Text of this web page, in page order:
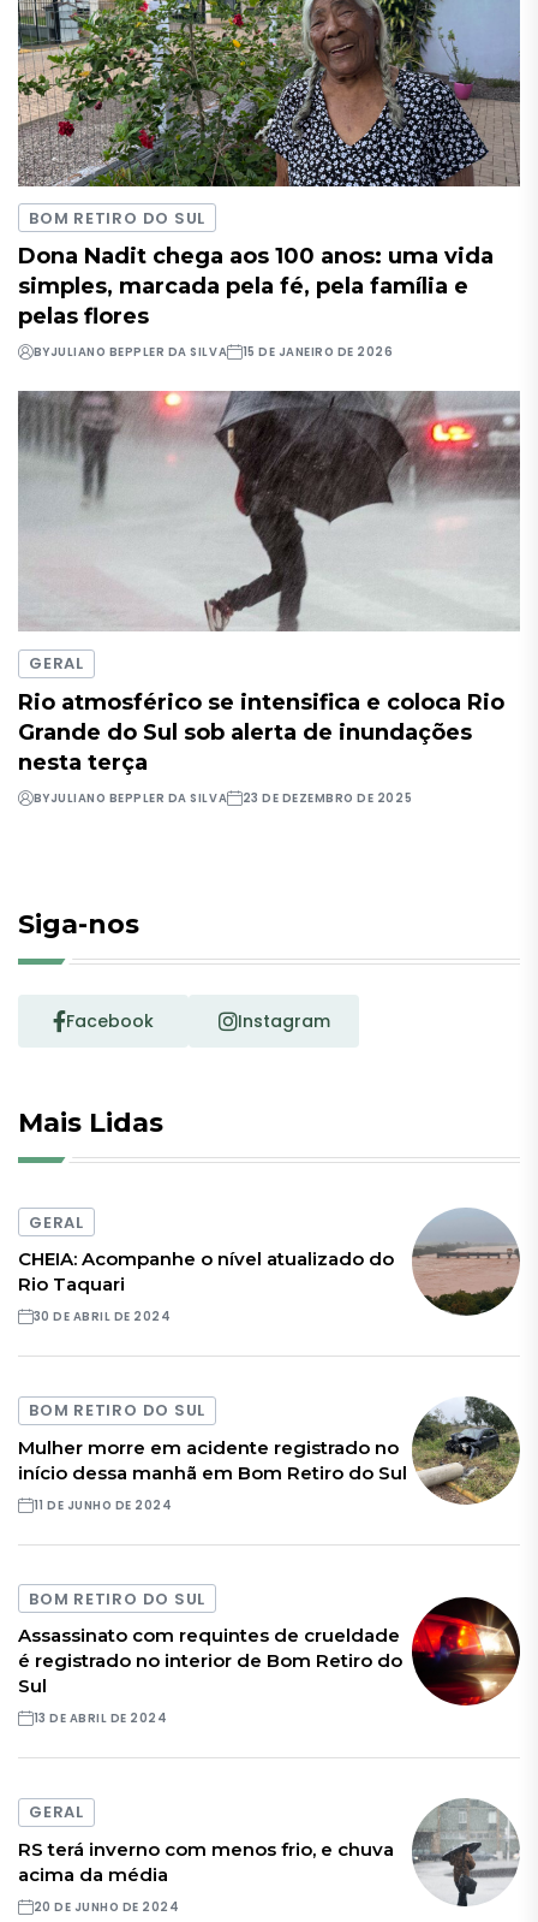
BOM RETIRO DO SUL
Dona Nadit chega aos 100 anos: uma vida
simples, marcada pela fé, pela família e
pelas flores
BYJULIANO BEPPLER DA SILVA 15 DE JANEIRO DE 2026
GERAL
Rio atmosférico se intensifica e coloca Rio
Grande do Sul sob alerta de inundações
nesta terça
BYJULIANO BEPPLER DA SILVA 23 DE DEZEMBRO DE 2025
Siga-nos
Facebook Instagram
Mais Lidas
GERAL
CHEIA: Acompanhe o nível atualizado do
Rio Taquari
30 DE ABRIL DE 2024
BOM RETIRO DO SUL
Mulher morre em acidente registrado no
início dessa manhã em Bom Retiro do Sul
11 DE JUNHO DE 2024
BOM RETIRO DO SUL
Assassinato com requintes de crueldade
é registrado no interior de Bom Retiro do
Sul
13 DE ABRIL DE 2024
GERAL
RS terá inverno com menos frio, e chuva
acima da média
20 DE JUNHO DE 2024